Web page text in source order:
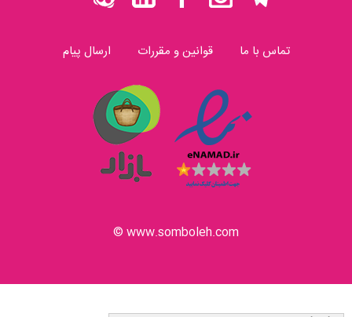
تماس با ما قوانین و مقررات ارسال پیام
www.somboleh.com ©